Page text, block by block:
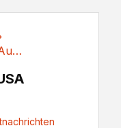
China fordert von den USA Aufhebung von Zöllen